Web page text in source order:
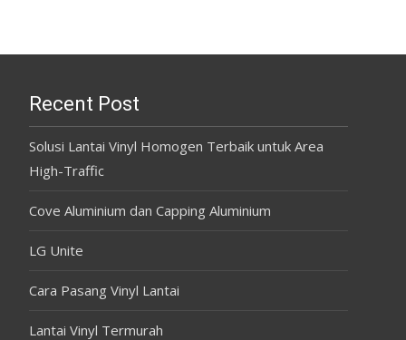
Recent Post
Solusi Lantai Vinyl Homogen Terbaik untuk Area
High-Traffic
Cove Aluminium dan Capping Aluminium
LG Unite
Cara Pasang Vinyl Lantai
Lantai Vinyl Termurah